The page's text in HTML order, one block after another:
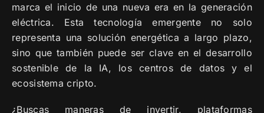
marca el inicio de una nueva era en la generación
eléctrica. Esta tecnología emergente no solo
representa una solución energética a largo plazo,
sino que también puede ser clave en el desarrollo
sostenible de la IA, los centros de datos y el
ecosistema cripto.
¿Buscas maneras de invertir, plataformas